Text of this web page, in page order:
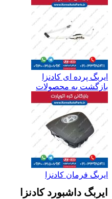
ایربگ پرده ای کادنزا
بازگشت به محصولات
ایربگ فرمان کادنزا
ایربگ داشبورد کادنزا